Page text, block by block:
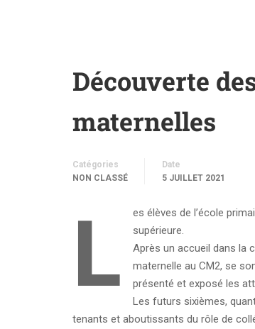
Découverte
maternelles
Catégories
NON CLASSÉ
Date
5 JUILLET 2021
L
es élèves de l’école
supérieure.
Après un accueil dans la
maternelle au CM2, se
présenté et exposé les
Les futurs sixièmes,
tenants et aboutissants du rôle de